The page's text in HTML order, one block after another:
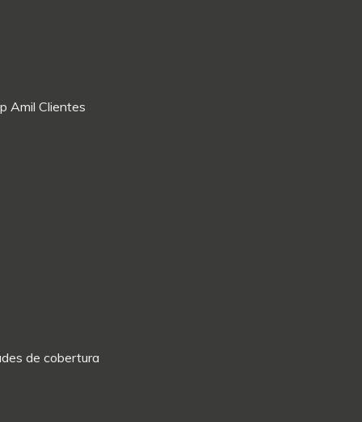
Amil Clientes
de cobertura